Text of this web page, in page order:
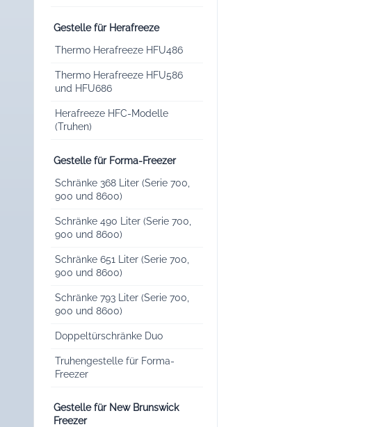
Gestelle für Herafreeze
Thermo Herafreeze HFU486
Thermo Herafreeze HFU586
und HFU686
Herafreeze HFC-Modelle
(Truhen)
Gestelle für Forma-Freezer
Schränke 368 Liter (Serie 700,
900 und 8600)
Schränke 490 Liter (Serie 700,
900 und 8600)
Schränke 651 Liter (Serie 700,
900 und 8600)
Schränke 793 Liter (Serie 700,
900 und 8600)
Doppeltürschränke Duo
Truhengestelle für Forma-
Freezer
Gestelle für New Brunswick
Freezer